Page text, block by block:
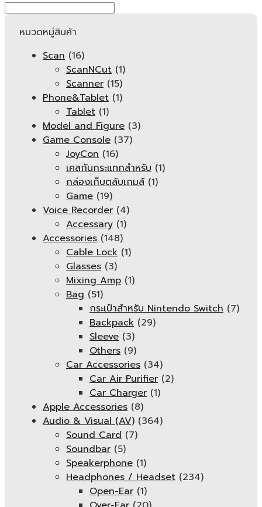
หมวดหมู่สินค้า
Scan (16)
ScanNCut (1)
Scanner (15)
Phone&Tablet (1)
Tablet (1)
Model and Figure (3)
Game Console (37)
JoyCon (16)
เคสกันกระแทกสำหรับ (1)
กล่องเก็บตลับเกมส์ (1)
Game (19)
Voice Recorder (4)
Accessary (1)
Accessories (148)
Cable Lock (1)
Glasses (3)
Mixing Amp (1)
Bag (51)
กระเป๋าสำหรับ Nintendo Switch (7)
Backpack (29)
Sleeve (3)
Others (9)
Car Accessories (34)
Car Air Purifier (2)
Car Charger (1)
Apple Accessories (8)
Audio & Visual (AV) (364)
Sound Card (7)
Soundbar (5)
Speakerphone (1)
Headphones / Headset (234)
Open-Ear (1)